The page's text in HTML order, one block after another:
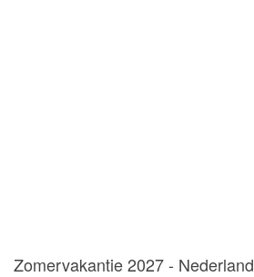
Zomervakantie 2027 - Nederland